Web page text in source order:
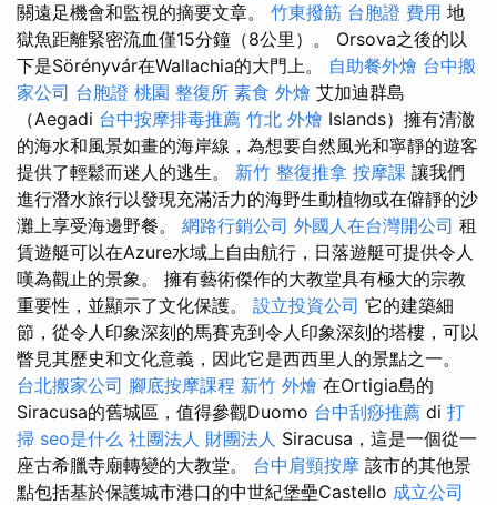
關遠足機會和監視的摘要文章。 竹東撥筋 台胞證 費用 地
獄魚距離緊密流血僅15分鐘（8公里）。 Orsova之後的以
下是Sörényvár在Wallachia的大門上。 自助餐外燴 台中搬
家公司 台胞證 桃園 整復所 素食 外燴 艾加迪群島
（Aegadi 台中按摩排毒推薦 竹北 外燴 Islands）擁有清澈
的海水和風景如畫的海岸線，為想要自然風光和寧靜的遊客
提供了輕鬆而迷人的逃生。 新竹 整復推拿 按摩課 讓我們
進行潛水旅行以發現充滿活力的海野生動植物或在僻靜的沙
灘上享受海邊野餐。 網路行銷公司 外國人在台灣開公司 租
賃遊艇可以在Azure水域上自由航行，日落遊艇可提供令人
嘆為觀止的景象。 擁有藝術傑作的大教堂具有極大的宗教
重要性，並顯示了文化保護。 設立投資公司 它的建築細
節，從令人印象深刻的馬賽克到令人印象深刻的塔樓，可以
瞥見其歷史和文化意義，因此它是西西里人的景點之一。
台北搬家公司 腳底按摩課程 新竹 外燴 在Ortigia島的
Siracusa的舊城區，值得參觀Duomo 台中刮痧推薦 di 打
掃 seo是什么 社團法人 財團法人 Siracusa，這是一個從一
座古希臘寺廟轉變的大教堂。 台中肩頸按摩 該市的其他景
點包括基於保護城市港口的中世紀堡壘Castello 成立公司